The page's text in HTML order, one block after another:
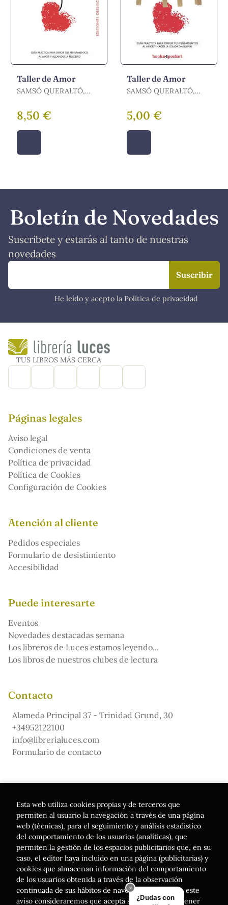
Taller de Amor
SAMSÓ QUERALTÓ,
8,50 €
Taller de Amor
SAMSÓ QUERALTÓ,
5,00 €
Boletín de Novedades
Suscríbete y estarás al tanto de nuestras
novedades
He leído y acepto la Política de privacidad
TUS LIBROS MÁS CERCA
Páginas legales
Aviso legal
Condiciones de venta
Política de privacidad
Política de Cookies
Configuración de Cookies
Atención al cliente
Pedidos especiales
Formulario de desistimiento
Accesibilidad
Puede interesarte
Eventos
Novedades destacadas semana
Los libreros de Luces estamos leyendo...
Los libros de nuestros clubes de lectura
Contacto
Alameda Principal 37 - Trinidad Grund, 30
+34952122100
info@librerialuces.com
Formulario de contacto
Cómic y de la Lectura
Esta web utiliza cookies propias y de terceros que
permiten al usuario la navegación a través de una página
web (técnicas), para el seguimiento y análisis estadístico
del comportamiento de los usuarios (analíticas), que
permiten la gestión de los espacios publicitarios que, en su
caso, el editor haya incluido en una página (publicitarias) y
cookies que almacenan información del comportamiento
de los usuarios obtenida a través de la observación
continuada de sus hábitos de navegación. Si acepta este
aviso consideraremos que acepta su uso. Puede obtener